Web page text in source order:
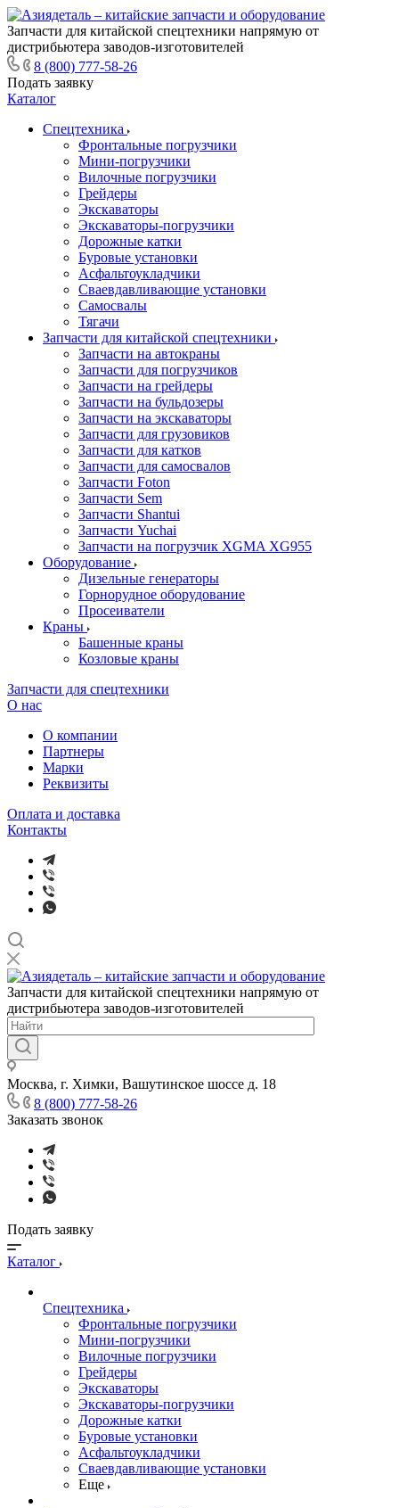
Запчасти для китайской спецтехники напрямую от
дистрибьютера заводов-изготовителей
8 (800) 777-58-26
Подать заявку
Каталог
Спецтехника
Фронтальные погрузчики
Мини-погрузчики
Вилочные погрузчики
Грейдеры
Экскаваторы
Экскаваторы-погрузчики
Дорожные катки
Буровые установки
Асфальтоукладчики
Сваевдавливающие установки
Самосвалы
Тягачи
Запчасти для китайской спецтехники
Запчасти на автокраны
Запчасти для погрузчиков
Запчасти на грейдеры
Запчасти на бульдозеры
Запчасти на экскаваторы
Запчасти для грузовиков
Запчасти для катков
Запчасти для самосвалов
Запчасти Foton
Запчасти Sem
Запчасти Shantui
Запчасти Yuchai
Запчасти на погрузчик XGMA XG955
Оборудование
Дизельные генераторы
Горнорудное оборудование
Просеиватели
Краны
Башенные краны
Козловые краны
Запчасти для спецтехники
О нас
О компании
Партнеры
Марки
Реквизиты
Оплата и доставка
Контакты
Запчасти для китайской спецтехники напрямую от
дистрибьютера заводов-изготовителей
Москва, г. Химки, Вашутинское шоссе д. 18
8 (800) 777-58-26
Заказать звонок
Подать заявку
Каталог
Спецтехника
Фронтальные погрузчики
Мини-погрузчики
Вилочные погрузчики
Грейдеры
Экскаваторы
Экскаваторы-погрузчики
Дорожные катки
Буровые установки
Асфальтоукладчики
Сваевдавливающие установки
Еще